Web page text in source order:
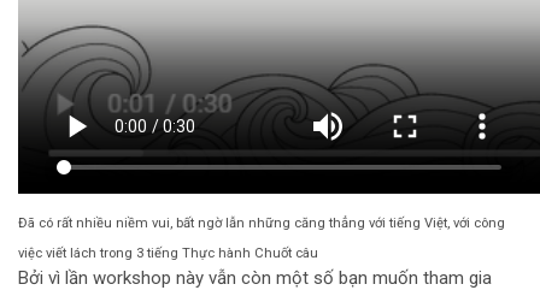
Đã có rất nhiều niềm vui, bất ngờ lẫn những căng thẳng với tiếng Việt, với công
việc viết lách trong 3 tiếng Thực hành Chuốt câu
Bởi vì lần workshop này vẫn còn một số bạn muốn tham gia